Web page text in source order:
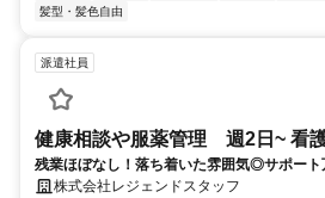
髪型・髪色自由
派遣社員
健康相談や服薬管理 週2日~ 看
残業ほぼなし！落ち着いた雰囲気◎サポー
株式会社レジェンドスタッフ